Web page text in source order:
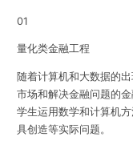
01
量化类金融工程
随着计算机和大数据的
市场和解决金融问题的
学生运用数学和计算机
具创造等实际问题。